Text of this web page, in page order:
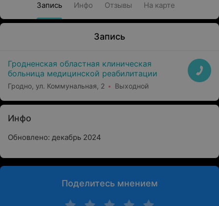
Запись Инфо Отзывы На карте
Запись
Гродненская областная клиническая
больница медицинской реабилитации
Гродно, ул. Коммунальная, 2 Выходной
Инфо
Обновлено: декабрь 2024
Поделитесь мнением